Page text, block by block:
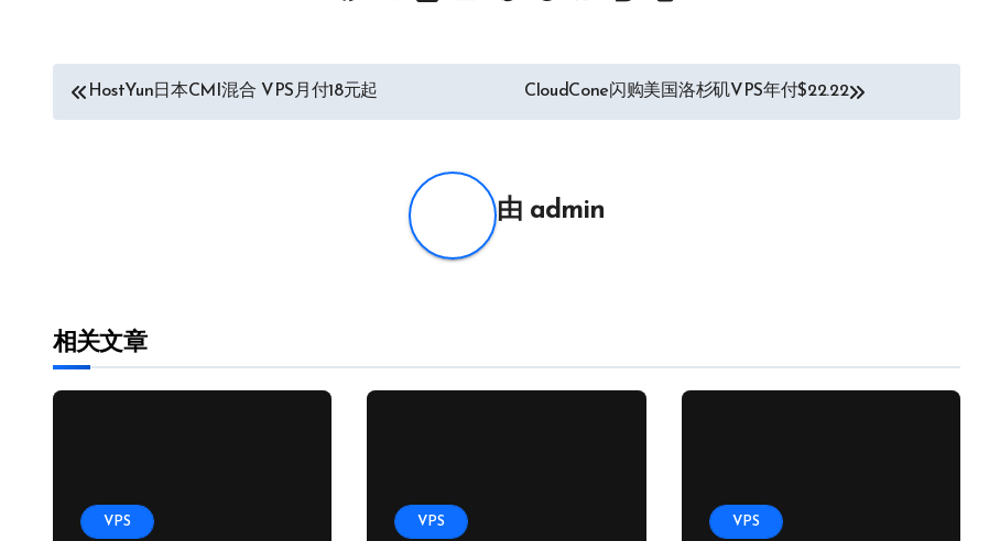
文 HostYun日本CMI混合 VPS月付18元起 CloudCone闪购美国洛杉矶VPS年付$22.22
由 admin
相关文章
VPS VPS VPS